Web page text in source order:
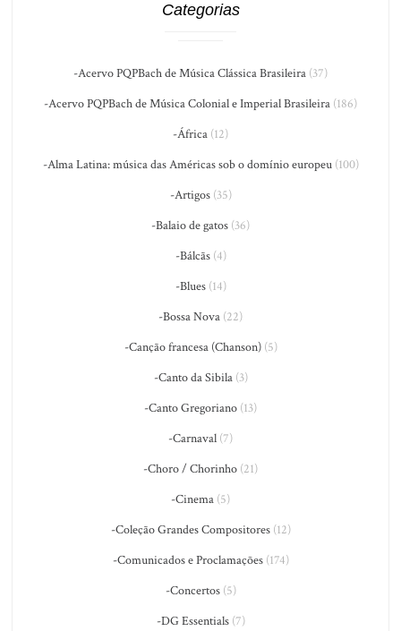
Categorias
-Acervo PQPBach de Música Clássica Brasileira (37)
-Acervo PQPBach de Música Colonial e Imperial Brasileira (186)
-África (12)
-Alma Latina: música das Américas sob o domínio europeu(100)
-Artigos(35)
-Balaio de gatos (36)
-Bálcãs(4)
-Blues(14)
-Bossa Nova (22)
-Canção francesa (Chanson)(5)
-Canto da Sibila(3)
-Canto Gregoriano (13)
-Carnaval (7)
-Choro / Chorinho (21)
-Cinema (5)
-Coleção Grandes Compositores(12)
-Comunicados e Proclamações(174)
-Concertos(5)
-DG Essentials(7)